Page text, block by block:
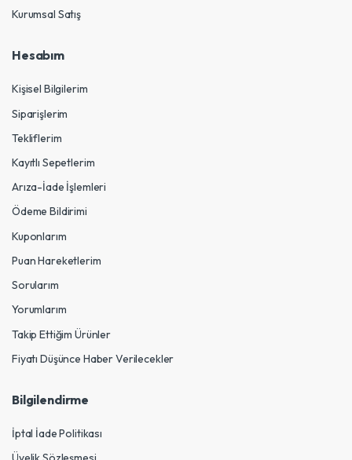
Kurumsal Satış
Hesabım
Kişisel Bilgilerim
Siparişlerim
Tekliflerim
Kayıtlı Sepetlerim
Arıza-İade İşlemleri
Ödeme Bildirimi
Kuponlarım
Puan Hareketlerim
Sorularım
Yorumlarım
Takip Ettiğim Ürünler
Fiyatı Düşünce Haber Verilecekler
Bilgilendirme
İptal İade Politikası